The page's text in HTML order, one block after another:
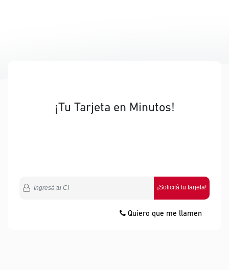
¡Tu Tarjeta en Minutos!
¡Solicitá tu tarjeta!
Quiero que me llamen